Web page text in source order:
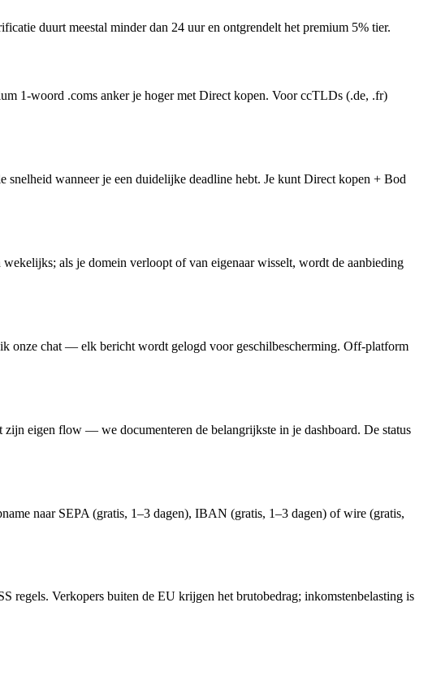
duurt meestal minder dan 24 uur en ontgrendelt het premium 5% tier.
1-woord .coms anker je hoger met Direct kopen. Voor ccTLDs (.de, .fr)
wanneer je een duidelijke deadline hebt. Je kunt Direct kopen + Bod
als je domein verloopt of van eigenaar wisselt, wordt de aanbieding
onze chat — elk bericht wordt gelogd voor geschilbescherming. Off-platform
eigen flow — we documenteren de belangrijkste in je dashboard. De status
naar SEPA (gratis, 1–3 dagen), IBAN (gratis, 1–3 dagen) of wire (gratis,
Verkopers buiten de EU krijgen het brutobedrag; inkomstenbelasting is